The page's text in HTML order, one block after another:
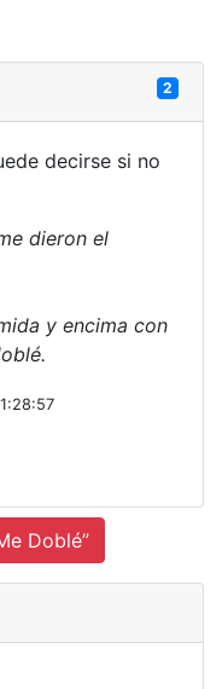
2
decirse si no
dieron el
y encima con
Doblé”